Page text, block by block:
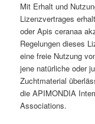
Mit Erhalt und
Lizenzvertrages
oder Apis ceranaa
Regelungen dieses
eine freie Nutzung
jene natürliche oder
Zuchtmaterial
die APIMONDIA
Associations.